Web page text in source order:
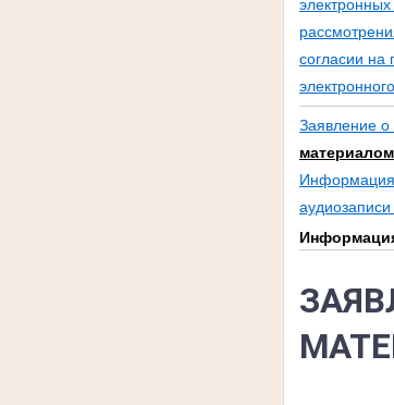
согласии
Заявление о
материалом
Информация